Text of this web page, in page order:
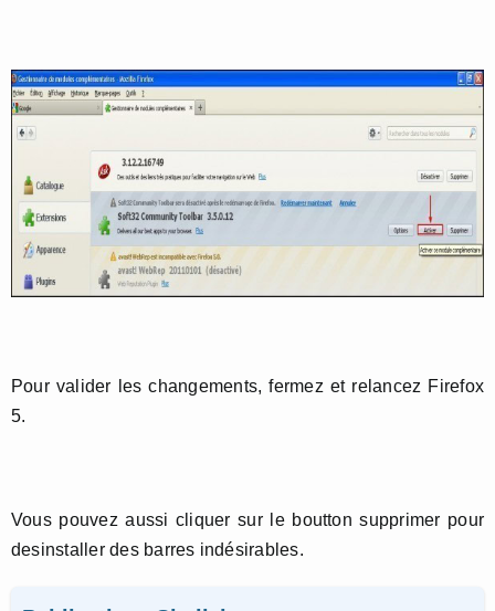
Pour valider les changements, fermez et relancez Firefox
5.
Vous pouvez aussi cliquer sur le boutton supprimer pour
desinstaller des barres indésirables.